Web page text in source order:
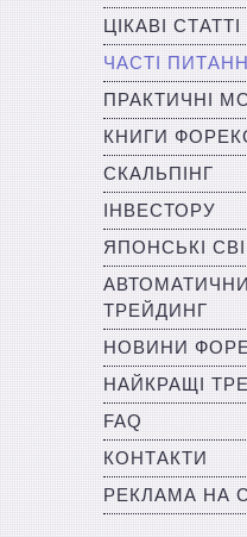
ЦІКАВІ СТАТТІ
ЧАСТІ
ПРАКТИЧНІ
КНИГИ
СКАЛЬПІНГ
ІНВЕСТОРУ
ЯПОНСЬКІ
ТРЕЙДИНГ
НОВИНИ
НАЙКРАЩІ
FAQ
КОНТАКТИ
РЕКЛАМА НА